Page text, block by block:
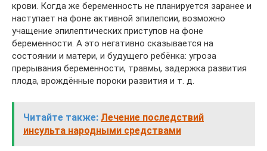
крови. Когда же беременность не планируется заранее и
наступает на фоне активной эпилепсии, возможно
учащение эпилептических приступов на фоне
беременности. А это негативно сказывается на
состоянии и матери, и будущего ребёнка: угроза
прерывания беременности, травмы, задержка развития
плода, врождённые пороки развития и т. д.
Читайте также: Лечение последствий
инсульта народными средствами